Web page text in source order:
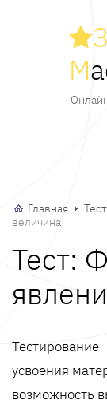
З
М
Главная
величина
Тест:
Тестирование
усвоения
возможность